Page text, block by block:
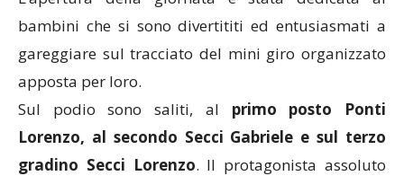
bambini che si sono divertititi ed entusiasmati a
gareggiare sul tracciato del mini giro organizzato
apposta per loro.
Sul podio sono saliti, al primo posto Ponti
Lorenzo, al secondo Secci Gabriele e sul terzo
gradino Secci Lorenzo. Il protagonista assoluto